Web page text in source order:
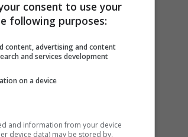
consent to use your
following purposes:
content, advertising and content
and services development
on a device
and information from your device
device data) may be stored by,